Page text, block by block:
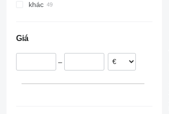
khác
Hà Lan
Áo
Giá
–